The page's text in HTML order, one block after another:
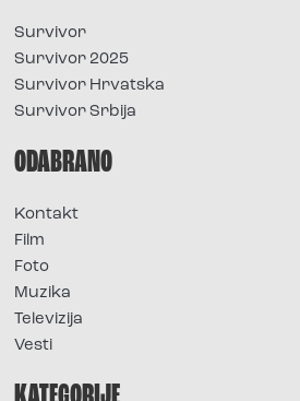
Survivor
Survivor 2025
Survivor Hrvatska
Survivor Srbija
ODABRANO
Kontakt
Film
Foto
Muzika
Televizija
Vesti